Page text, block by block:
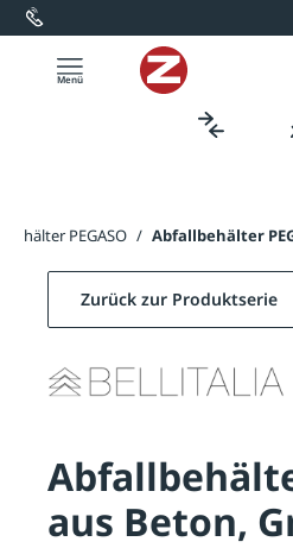
springen
PEGASO / Abfallbehälter
Zurück zur Produktserie
aus Beton,